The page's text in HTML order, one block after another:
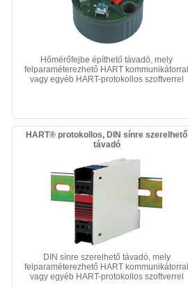
Hőmérőfejbe építhető távadó, mely
felparaméterezhető HART kommunikátorral
vagy egyéb HART-protokollos szoftverrel
HART® protokollos, DIN sínre szerelhető
távadó
DIN sínre szerelhető távadó, mely
felparaméterezhető HART kommunikátorral
vagy egyéb HART-protokollos szoftverrel